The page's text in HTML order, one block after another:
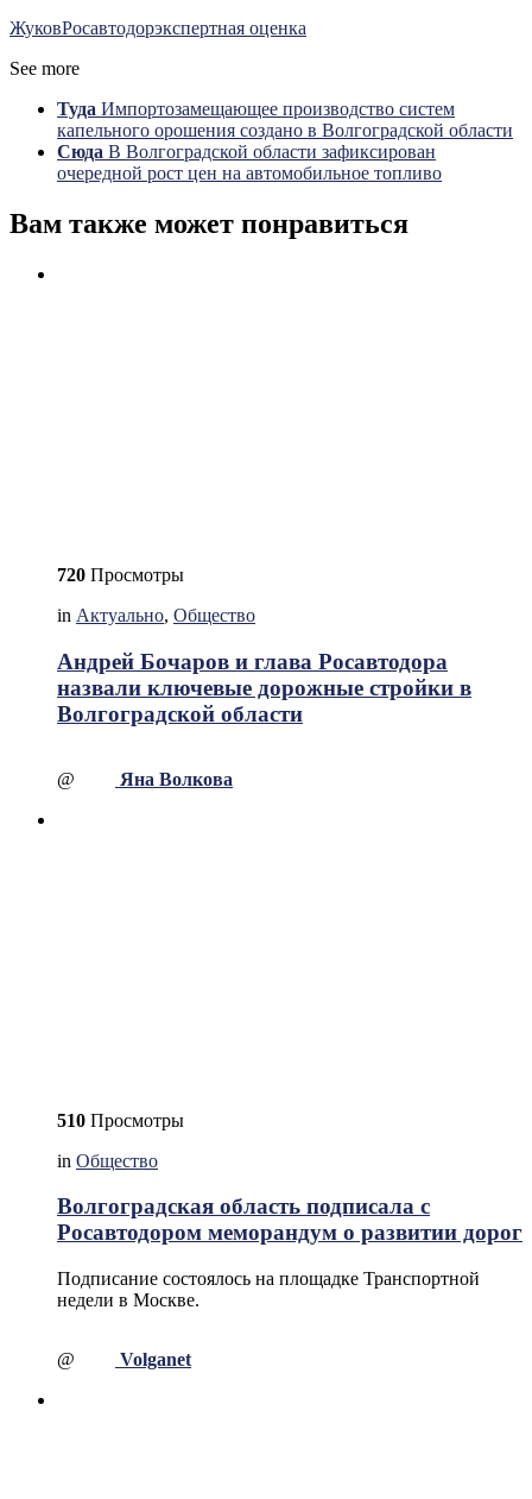
ЖуковРосавтодорэкспертная оценка
See more
Туда Импортозамещающее производство систем
капельного орошения создано в Волгоградской области
Сюда В Волгоградской области зафиксирован
очередной рост цен на автомобильное топливо
Вам также может понравиться
720 Просмотры
in Актуально, Общество
Андрей Бочаров и глава Росавтодора
назвали ключевые дорожные стройки в
Волгоградской области
@ Яна Волкова
510 Просмотры
in Общество
Волгоградская область подписала с
Росавтодором меморандум о развитии дорог
Подписание состоялось на площадке Транспортной
недели в Москве.
@ Volganet